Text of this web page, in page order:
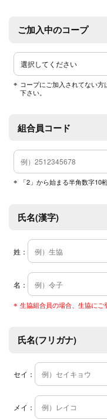
ご加入中のコープ
コープにご加入されてない
下さい。
組合員コード
「2」から始まる半角数字10
氏名(漢字)
姓：
名：
生協組合員の場合、生協に
氏名(フリガナ)
セイ：
メイ：